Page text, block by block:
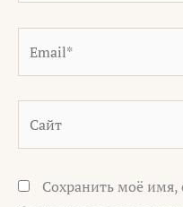
Сохранить моё имя,